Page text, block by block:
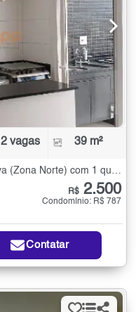
2 vagas 39 m²
R$ 2.500
Condomínio: R$ 787
Contatar